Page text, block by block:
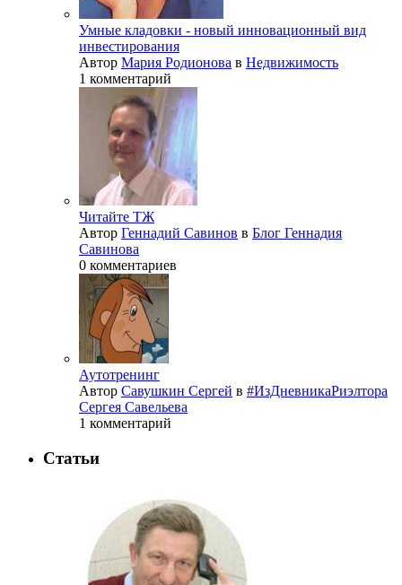
Умные кладовки - новый инновационный вид
инвестирования
Автор Мария Родионова в Недвижимость
1 комментарий
Читайте ТЖ
Автор Геннадий Савинов в Блог Геннадия
Савинова
0 комментариев
Аутотренинг
Автор Савушкин Сергей в #ИзДневникаРиэлтора
Сергея Савельева
1 комментарий
Статьи